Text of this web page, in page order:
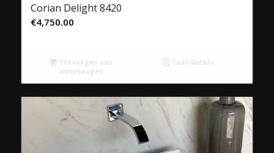
Corian Delight 8420
€4,750.00
Toevoegen aan
winkelwagen
Toon details